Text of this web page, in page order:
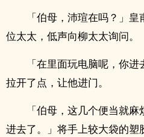
「伯母，沛瑄在吗？」
位太太，低声向柳太太询问。
「在里面玩电脑呢，你
拉开了点，让他进门。
「伯母，这几个便当就
进去了。」将手上较大袋的